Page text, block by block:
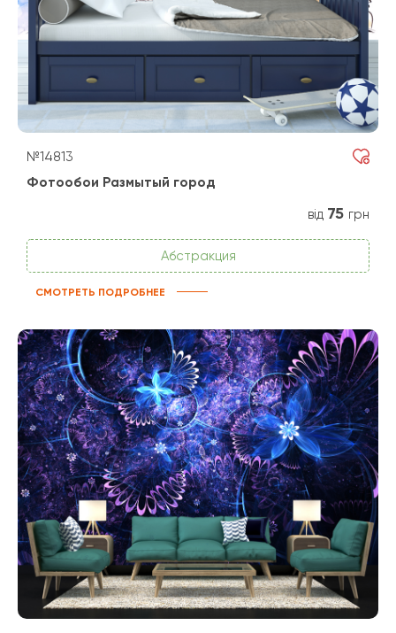
№14813
Фотообои Размытый город
від 75 грн
Абстракция
СМОТРЕТЬ ПОДРОБНЕЕ